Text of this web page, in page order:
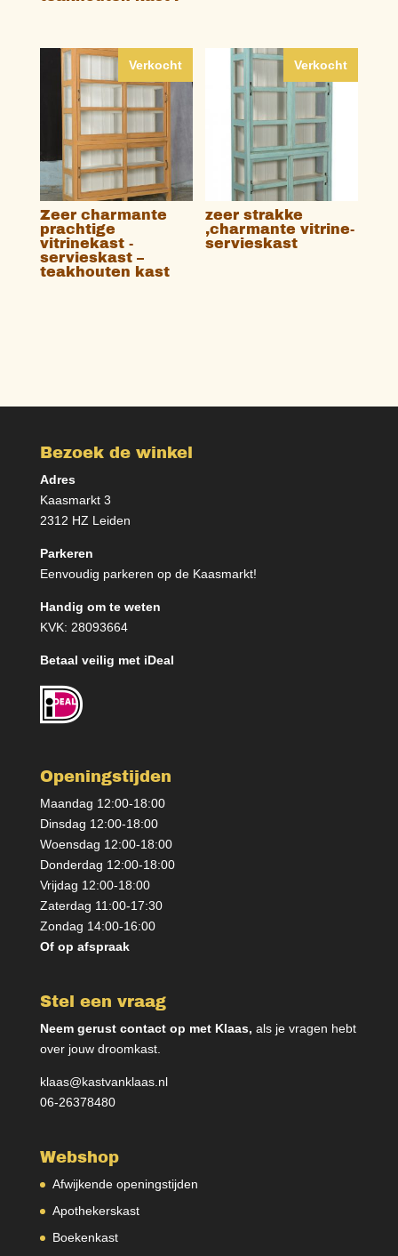
Verkocht
Zeer charmante
prachtige
vitrinekast -
servieskast –
teakhouten kast
Verkocht
zeer strakke
,charmante vitrine-
servieskast
Bezoek de winkel
Adres
Kaasmarkt 3
2312 HZ Leiden
Parkeren
Eenvoudig parkeren op de Kaasmarkt!
Handig om te weten
KVK: 28093664
Betaal veilig met iDeal
Openingstijden
Maandag 12:00-18:00
Dinsdag 12:00-18:00
Woensdag 12:00-18:00
Donderdag 12:00-18:00
Vrijdag 12:00-18:00
Zaterdag 11:00-17:30
Zondag 14:00-16:00
Of op afspraak
Stel een vraag
Neem gerust contact op met Klaas, als je vragen hebt
over jouw droomkast.
klaas@kastvanklaas.nl
06-26378480
Webshop
Afwijkende openingstijden
Apothekerskast
Boekenkast